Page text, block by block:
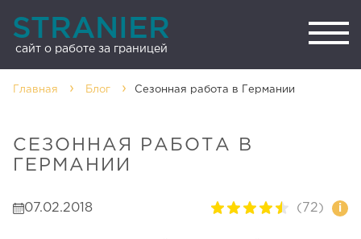
STRANIER
сайт о работе за границей
Главная Блог Cезонная работа в Германии
CЕЗОННАЯ РАБОТА В
ГЕРМАНИИ
07.02.2018 (72) i